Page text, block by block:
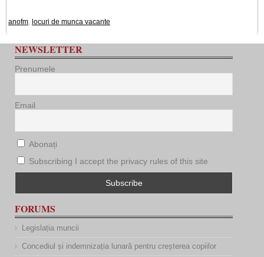
anofm, locuri de munca vacante
NEWSLETTER
Prenumele
Email
Abonați
Subscribing I accept the privacy rules of this site
FORUMS
Legislația muncii
Concediul și indemnizația lunară pentru creșterea copiilor